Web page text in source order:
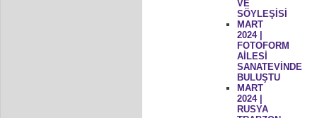
VE
SÖYLEŞİSİ
MART
2024 |
FOTOFORM
AİLESİ
SANATEVİNDE
BULUŞTU
MART
2024 |
RUSYA